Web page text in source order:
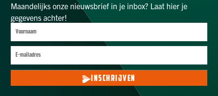
Maandelijks onze nieuwsbrief in je inbox? Laat hier je
gegevens achter!
INSCHRIJVEN